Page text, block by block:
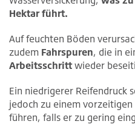
Hektar führt.
Auf feuchten Böden
zudem Fahrspuren, die in
Arbeitsschrittwieder
Ein niedrigerer Reifendruck
jedoch zu einem
führen, falls er zu gering